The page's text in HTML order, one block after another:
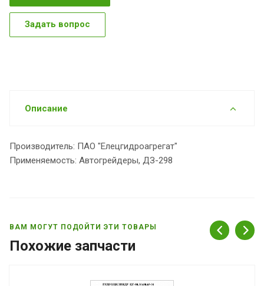
Задать вопрос
Описание
Производитель: ПАО "Елецгидроагрегат"
Применяемость: Автогрейдеры, ДЗ-298
ВАМ МОГУТ ПОДОЙТИ ЭТИ ТОВАРЫ
Похожие запчасти